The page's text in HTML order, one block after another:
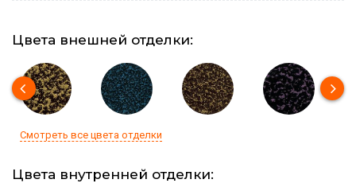
Цвета внешней отделки:
Смотреть все цвета отделки
Цвета внутренней отделки: